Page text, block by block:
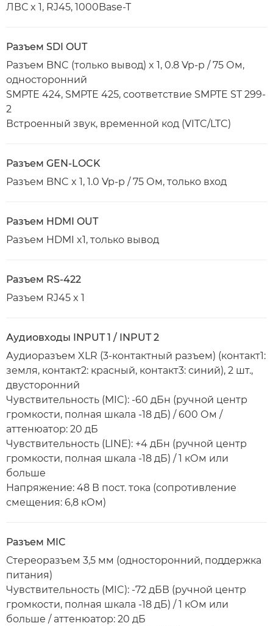
ЛВС x 1, RJ45, 1000Base-T
Разъем SDI OUT
Разъем BNC (только вывод) x 1, 0.8 Vp-p / 75 Ом,
односторонний
SMPTE 424, SMPTE 425, соответствие SMPTE ST 299-
2
Встроенный звук, временной код (VITC/LTC)
Разъем GEN-LOCK
Разъем BNC x 1, 1.0 Vp-p / 75 Ом, только вход
Разъем HDMI OUT
Разъем HDMI x1, только вывод
Разъем RS-422
Разъем RJ45 x 1
Аудиовходы INPUT 1 / INPUT 2
Аудиоразъем XLR (3-контактный разъем) (контакт1:
земля, контакт2: красный, контакт3: синий), 2 шт.,
двусторонний
Чувствительность (MIC): -60 дБн (ручной центр
громкости, полная шкала -18 дБ) / 600 Ом /
аттенюатор: 20 дБ
Чувствительность (LINE): +4 дБн (ручной центр
громкости, полная шкала -18 дБ) / 1 кОм или
больше
Напряжение: 48 В пост. тока (сопротивление
смещения: 6,8 кОм)
Разъем MIC
Стереоразъем 3,5 мм (односторонний, поддержка
питания)
Чувствительность (MIC): -72 дБВ (ручной центр
громкости, полная шкала -18 дБ) / 1 кОм или
больше / аттенюатор: 20 дБ